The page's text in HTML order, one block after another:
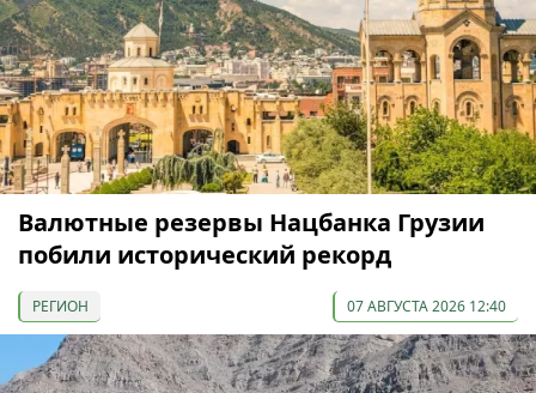
Валютные резервы Нацбанка Грузии
побили исторический рекорд
РЕГИОН 07 АВГУСТА 2026 12:40